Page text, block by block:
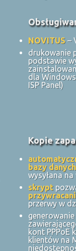
NOVITUS –
drukowanie
podstawie
dla
ISP Panel)
Kopie
bazy danych
wysyłana
skrypt
przerwy w
kont PPPoE
klientów na